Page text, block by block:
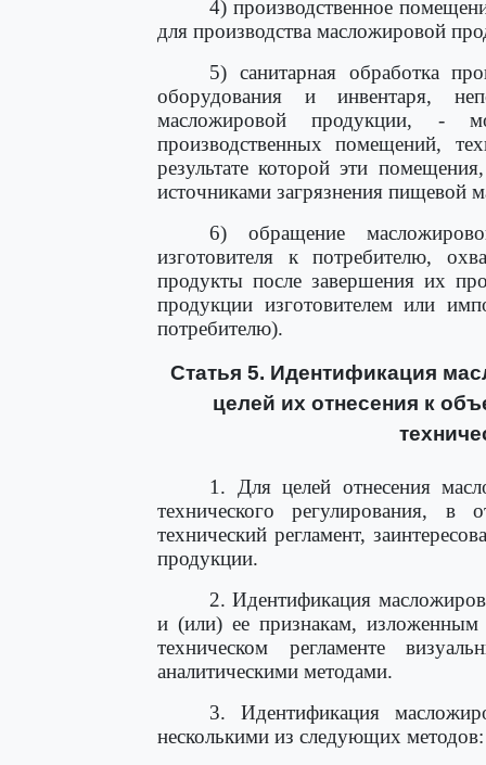
4) производственное
для производства масложировой
5) санитарная обработка
оборудования и инвентаря,
масложировой продукции, -
производственных помещений,
результате которой эти
источниками загрязнения пищевой
6) обращение
изготовителя к потребителю,
продукты после завершения их
продукции изготовителем или
потребителю).
Статья 5. Идентификация
целей их отнесения к
1. Для целей отнесения
технического регулирования, в
технический регламент,
продукции.
2. Идентификация
и (или) ее признакам,
техническом регламенте
аналитическими методами.
3. Идентификация
несколькими из следующих методов: